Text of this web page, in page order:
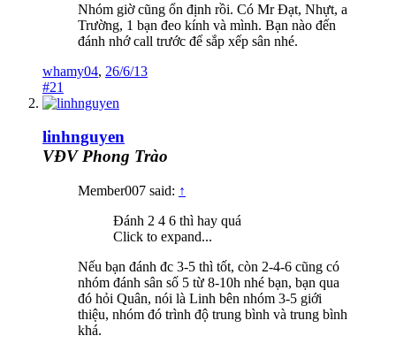
Nhóm giờ cũng ổn định rồi. Có Mr Đạt, Nhựt, a
Trường, 1 bạn đeo kính và mình. Bạn nào đến
đánh nhớ call trước để sắp xếp sân nhé.
whamy04, 26/6/13
#21
linhnguyen
VĐV Phong Trào
Member007 said: ↑
Đánh 2 4 6 thì hay quá
Click to expand...
Nếu bạn đánh đc 3-5 thì tốt, còn 2-4-6 cũng có
nhóm đánh sân số 5 từ 8-10h nhé bạn, bạn qua
đó hỏi Quân, nói là Linh bên nhóm 3-5 giới
thiệu, nhóm đó trình độ trung bình và trung bình
khá.